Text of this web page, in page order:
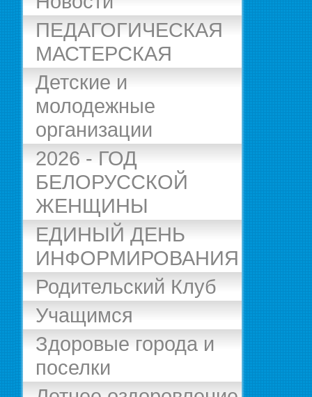
ПЕДАГОГИЧЕСКАЯ
МАСТЕРСКАЯ
Детские и
молодежные
организации
2026 - ГОД
БЕЛОРУССКОЙ
ЖЕНЩИНЫ
ЕДИНЫЙ ДЕНЬ
ИНФОРМИРОВАНИЯ
Родительский Клуб
Учащимся
Здоровые города и
поселки